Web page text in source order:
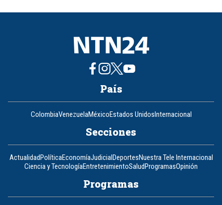
8
País
ColombiaVenezuelaMéxicoEstados UnidosInternacional
Secciones
ActualidadPolíticaEconomíaJudicialDeportesNuestra Tele Internacional
Ciencia y TecnologíaEntretenimientoSaludProgramasOpinión
Programas